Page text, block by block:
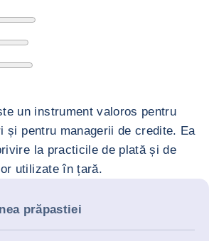
un instrument valoros pentru
și pentru managerii de credite. Ea
la practicile de plată și de
utilizate în țară.
prăpastiei